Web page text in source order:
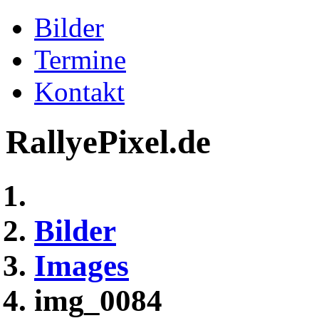
Bilder
Termine
Kontakt
RallyePixel.de
Bilder
Images
img_0084